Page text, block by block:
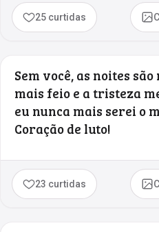
25 curtidas
Sem você, as noites
mais feio e a tristeza
eu nunca mais serei o
Coração de luto!
23 curtidas